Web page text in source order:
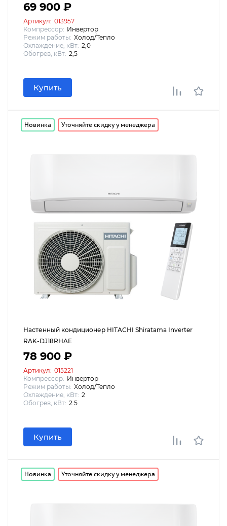
69 900 ₽
Артикул: 013957
Компрессор: Инвертор
Режим работы: Холод/Тепло
Охлаждение, кВт: 2,0
Обогрев, кВт: 2,5
Купить
Новинка Уточняйте скидку у менеджера
Настенный кондиционер HITACHI Shiratama Inverter
RAK-DJ18RHAE
78 900 ₽
Артикул: 015221
Компрессор: Инвертор
Режим работы: Холод/Тепло
Охлаждение, кВт: 2
Обогрев, кВт: 2.5
Купить
Новинка Уточняйте скидку у менеджера